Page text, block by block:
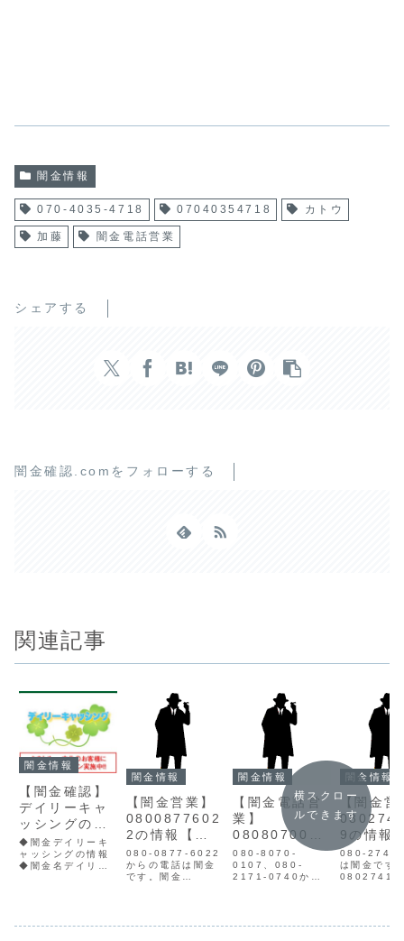
闇金情報
070-4035-4718 07040354718 カトウ
加藤 闇金電話営業
シェアする
闇金確認.comをフォローする
関連記事
闇金情報
【闇金確認】
デイリーキャ
ッシングの情
報
◆闇金デイリーキ
ャッシングの情報
◆闇金名デイリー
メールデイリーキ
闇金情報
【闇金営業】
0800877602
2の情報【迷
惑電話】
080-0877-6022
からの電話は闇金
です。闇金
闇金情報
【闇金電話営
業】
0808070010
7キタムラの
情報
080-8070-
0107、080-
2171-0740から
闇金情報
【闇金営
9の情報
惑電話】
080-
は闇金です
横スクロー
ルできます